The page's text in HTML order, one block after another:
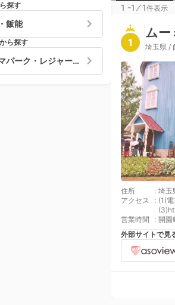
探す
飯能
ら探す
テーマパーク・レジャーランド
1 -1 ⁄1件表示
1
ムー
埼玉県 /
住所 : 埼玉
アクセス
: (1)電車：
営業時間
: 開
外部サイトで見